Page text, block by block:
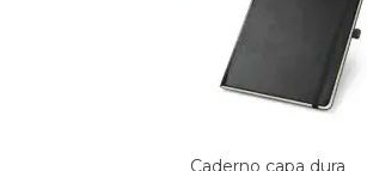
Caderno capa dura